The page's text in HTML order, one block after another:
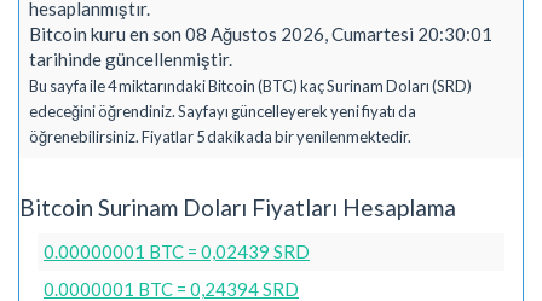
hesaplanmıştır.
Bitcoin kuru en son 08 Ağustos 2026, Cumartesi 20:30:01
tarihinde güncellenmiştir.
Bu sayfa ile 4 miktarındaki Bitcoin (BTC) kaç Surinam Doları (SRD)
edeceğini öğrendiniz. Sayfayı güncelleyerek yeni fiyatı da
öğrenebilirsiniz. Fiyatlar 5 dakikada bir yenilenmektedir.
Bitcoin Surinam Doları Fiyatları Hesaplama
0.00000001 BTC = 0,02439 SRD
0.0000001 BTC = 0,24394 SRD